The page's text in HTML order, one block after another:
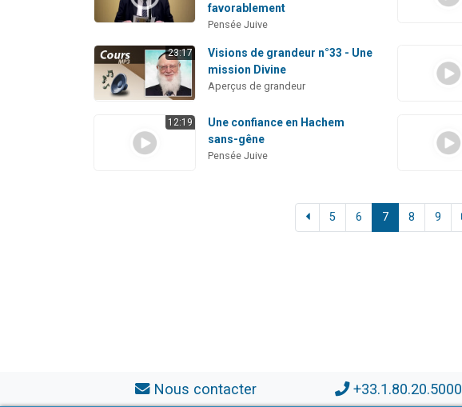
favorablement
Pensée Juive
23:17
Visions de grandeur n°33 - Une
mission Divine
Aperçus de grandeur
12:19
Une confiance en Hachem
sans-gêne
Pensée Juive
5 6 7 8 9
Nous contacter +33.1.80.20.5000